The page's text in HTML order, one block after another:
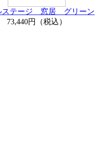
ステージ 窓居 グリーン
73,440円（税込）